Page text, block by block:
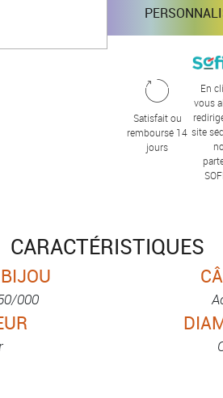
Satisfait ou
remboursé 14
jours
En
vous
site
CARACTÉRISTIQUES
000